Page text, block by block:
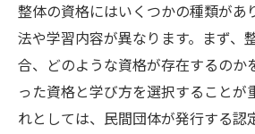
未経験でも安心できる整体資
未経験から整体師 なるに
整体師資格の取得ルート
整体師資格ユーキャンな
整体の資格にはいくつかの種類があ
法や学習内容が異なります。まず、
合、どのような資格が存在するのか
った資格と学び方を選択することが
れとしては、民間団体が発行する認